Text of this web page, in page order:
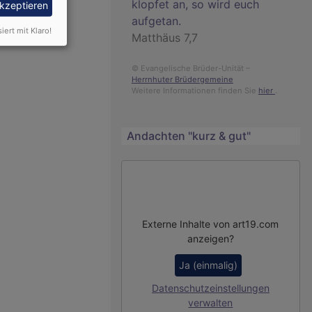
klopfet an, so wird euch
aufgetan.
Matthäus 7,7
© Evangelische Brüder-Unität –
Herrnhuter Brüdergemeine
Weitere Informationen finden Sie hier
Andachten "kurz & gut"
Externe Inhalte von art19.com
anzeigen?
Ja (einmalig)
Datenschutzeinstellungen
verwalten
mit Klaro!